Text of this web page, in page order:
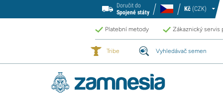
Doručit do
Spojené státy
Kč (CZK)
Platební metody Zákaznický servis
Tribe Vyhledávač semen